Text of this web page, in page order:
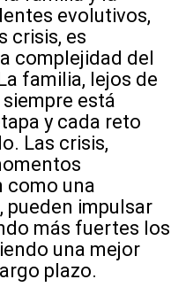
evolutivos,
crisis, es
complejidad del
familia, lejos de
está
y cada reto
Las crisis,
como una
pueden impulsar
más fuertes los
una mejor
plazo.